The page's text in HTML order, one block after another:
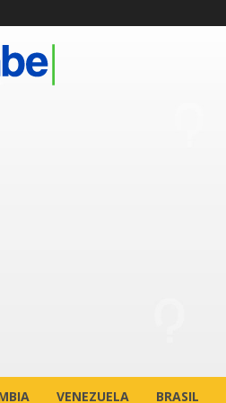
VENEZUELA BRASIL